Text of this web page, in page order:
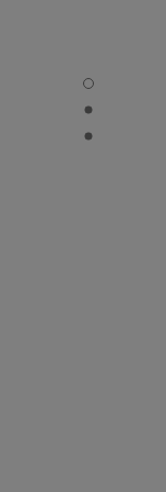
OMBRE
OMBRE
OMBRE